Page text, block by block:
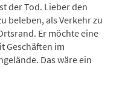
der Tod. Lieber den
beleben, als Verkehr zu
Er möchte eine
Geschäften im
Das wäre ein